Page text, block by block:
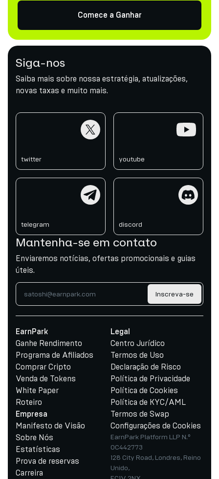
Comece a Ganhar
Siga-nos
Saiba mais sobre nossa estratégia, atualizações,
novas taxas e muito mais.
twitter youtube
telegram discord
Mantenha-se em contato
Enviaremos notícias, ofertas promocionais e guias
úteis.
Inscreva-se
EarnPark
Ganhe Rendimento
Programa de Afiliados
Comprar Cripto
Venda de Tokens
White Paper
Roteiro
Empresa
Manifesto de Visão
Sobre Nós
Estatísticas
Prova de reservas
Carreira
Legal
Centro Jurídico
Termos de Uso
Declaração de Risco
Política de Privacidade
Política de Cookies
Política de KYC/AML
Termos de Swap
Configurações de Cookies
EarnPark Platform LLP N.º
OC442773
128 City Road, Londres, Reino
Unido,